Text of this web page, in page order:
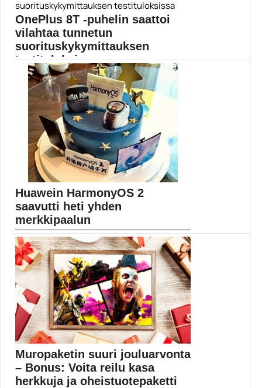
Harva menopeli on yhtä kiva kesäkapistus kuin
sähköpotkulauta....
Mobiili
OnePlus 8T -puhelin saattoi
vilahtaa tunnetun
suorituskykymittauksen
testituloksissa
GeekBench-suorituskykymittauksen tietokantaan on
ilmestynyt OnePlus KB2001-mallinumeroa kantavan
laitteen...
Mobiili
Huawein HarmonyOS 2
saavutti heti yhden
merkkipaalun
Huawei ei voi käyttää Yhdysvaltain pakotteiden vuoksi
Googlen...
HarmonyOS
Muropaketin suuri jouluarvonta
– Bonus: Voita reilu kasa
herkkuja ja oheistuotepaketti